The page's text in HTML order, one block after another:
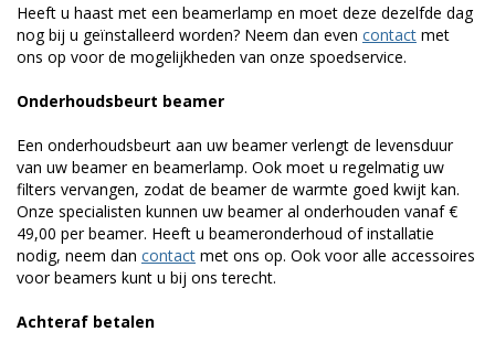
Heeft u haast met een beamerlamp en moet deze dezelfde dag
nog bij u geïnstalleerd worden? Neem dan even contact met
ons op voor de mogelijkheden van onze spoedservice.
Onderhoudsbeurt beamer
Een onderhoudsbeurt aan uw beamer verlengt de levensduur
van uw beamer en beamerlamp. Ook moet u regelmatig uw
filters vervangen, zodat de beamer de warmte goed kwijt kan.
Onze specialisten kunnen uw beamer al onderhouden vanaf €
49,00 per beamer. Heeft u beameronderhoud of installatie
nodig, neem dan contact met ons op. Ook voor alle accessoires
voor beamers kunt u bij ons terecht.
Achteraf betalen